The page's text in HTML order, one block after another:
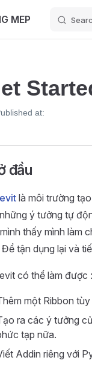
MEP
at:
đầu
là môi trường
ý tưởng tự
thấy mình làm
Để tận dụng lại và
có thể làm được :
một Ribbon
ra các ý tưởng
tạp nữa.
Addin riêng với